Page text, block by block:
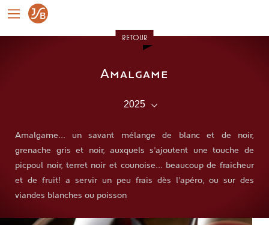
RETOUR
Amalgame
Amalgame... un savant mélange de blanc et de noir,
grenache gris et noir, auxquels s'ajoutent une touche de
picpoul noir, terret noir et counoise... beaucoup de fraicheur
et de fruit! a servir un peu frais dès l'apéro, ou sur des
viandes blanches ou poisson